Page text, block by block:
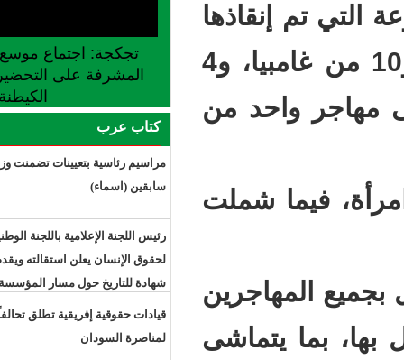
80 مهاجرا من مالي، و12 من السنغال، و10 من غامبيا، و4
من
فيما شملت
تجكجة: اجتماع موسع للجنة الجهوية
المشرفة على التحضير لإطلاق موسم
كتاب عرب
مراسيم رئاسية بتعيينات تضمنت وزراء
سابقين (اسماء)
رئيس اللجنة الإعلامية باللجنة الوطنية
لحقوق الإنسان يعلن استقالته ويقدم
شهادة للتاريخ حول مسار المؤسسة
قيادات حقوقية إفريقية تطلق تحالفاً
لمناصرة السودان